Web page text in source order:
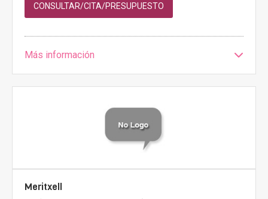
CONSULTAR/CITA/PRESUPUESTO
Más información
Meritxell